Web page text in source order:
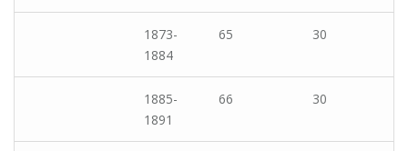
1873-
1884
65 30
1885-
1891
66 30